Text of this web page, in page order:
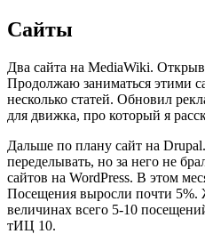
Сайты
Два сайта на MediaWiki.
Продолжаю заниматься этими
несколько статей. Обновил
для движка, про который я
Дальше по плану сайт на
переделывать, но за него не
сайтов на WordPress. В этом
Посещения выросли почти 5%.
величинах всего 5-10
тИЦ 10.